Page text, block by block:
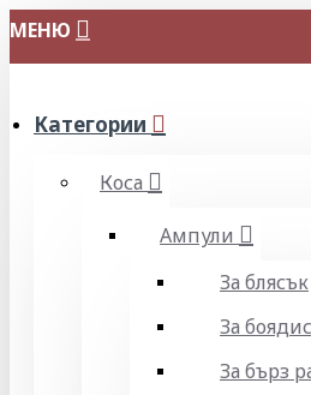
МЕНЮ
Категории
Коса
Ампули
За блясък
За
За бърз